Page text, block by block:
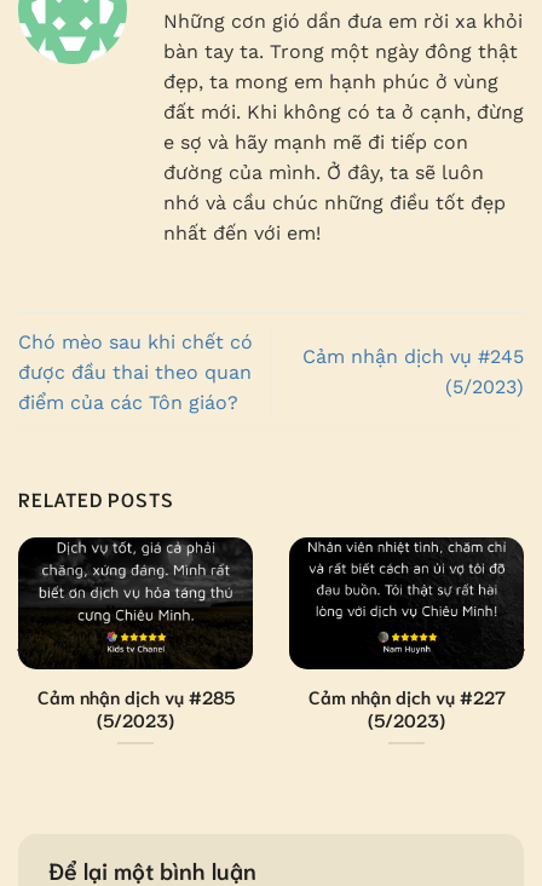
Những cơn gió dần đưa em rời xa khỏi
bàn tay ta. Trong một ngày đông thật
đẹp, ta mong em hạnh phúc ở vùng
đất mới. Khi không có ta ở cạnh, đừng
e sợ và hãy mạnh mẽ đi tiếp con
đường của mình. Ở đây, ta sẽ luôn
nhớ và cầu chúc những điều tốt đẹp
nhất đến với em!
Chó mèo sau khi chết có
được đầu thai theo quan
điểm của các Tôn giáo?
Cảm nhận dịch vụ #245
(5/2023)
RELATED POSTS
Cảm nhận dịch vụ #285
(5/2023)
Cảm nhận dịch vụ #227
(5/2023)
Để lại một bình luận